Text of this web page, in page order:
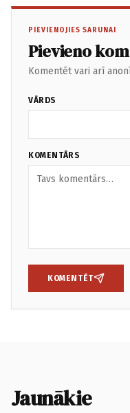
PIEVIENOJIES SARUNAI
Pievieno
Komentēt vari arī
VĀRDS
KOMENTĀRS
KOMENTĒT
Jaunākie